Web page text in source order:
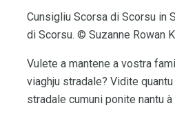
Cunsigliu Scorsa di Scorsu in
di Scorsu. © Suzanne Rowan
Vulete a mantene a vostra
viaghju stradale? Vidite
stradale cumuni ponite nantu